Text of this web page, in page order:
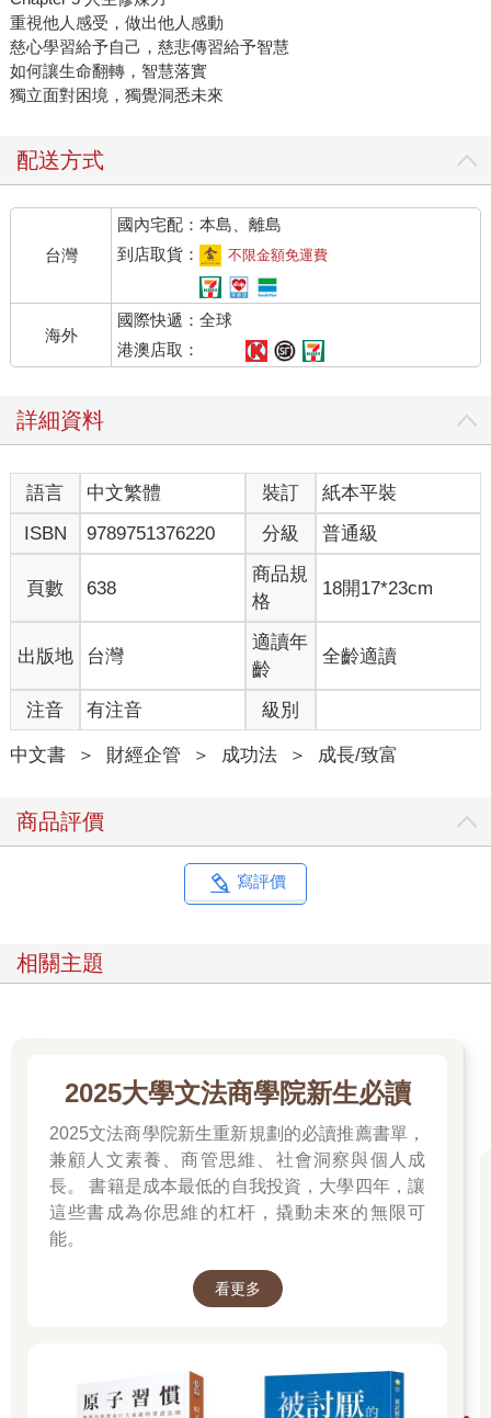
重視他人感受，做出他人感動
慈心學習給予自己，慈悲傳習給予智慧
如何讓生命翻轉，智慧落實
獨立面對困境，獨覺洞悉未來
配送方式
台灣
國內宅配：本島、離島
到店取貨：
不限金額免運費
海外
國際快遞：全球
港澳店取：
詳細資料
語言 中文繁體 裝訂
紙本平裝
ISBN
9789751376220 分級 普通級
頁數 638
商品規
格
18開17*23cm
出版地 台灣
適讀年
齡
全齡適讀
注音 有注音 級別
中文書 ＞ 財經企管 ＞ 成功法 ＞ 成長/致富
商品評價
寫評價
相關主題
2025大學文法商學院新生必讀
2025文法商學院新生重新規劃的必讀推薦書單，
兼顧人文素養、商管思維、社會洞察與個人成
長。 書籍是成本最低的自我投資，大學四年，讓
這些書成為你思維的杠杆，撬動未來的無限可
能。
看更多